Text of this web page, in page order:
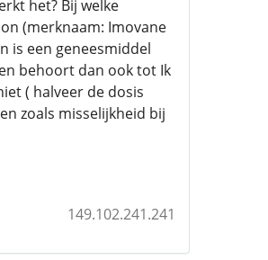
het? Bij welke
(merknaam: Imovane
is een geneesmiddel
behoort dan ook tot Ik
( halveer de dosis
zoals misselijkheid bij
149.102.241.241